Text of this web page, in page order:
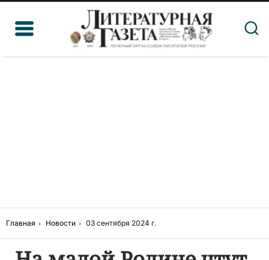
Главная Новости 03 сентября 2024 г.